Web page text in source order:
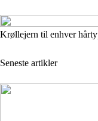
Krøllejern til enhver
Seneste artikler